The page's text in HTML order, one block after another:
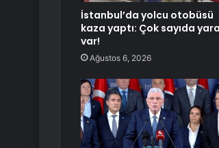
İstanbul’da yolcu otobüsü
kaza yaptı: Çok sayıda
var!
Ağustos 6, 2026